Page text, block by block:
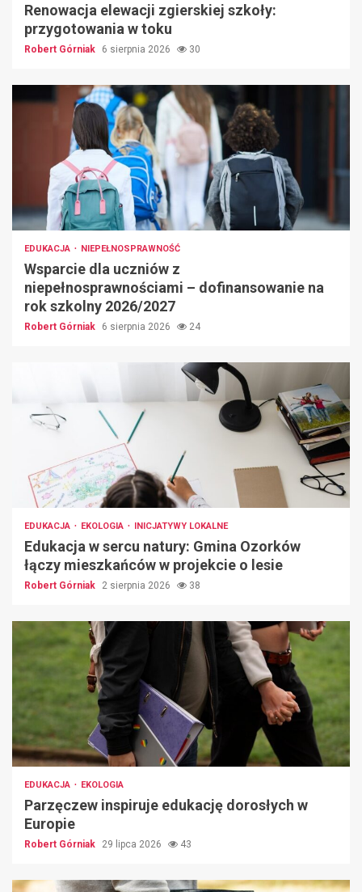
Renowacja elewacji zgierskiej szkoły:
przygotowania w toku
Robert Górniak 6 sierpnia 2026 30
EDUKACJA NIEPEŁNOSPRAWNOŚĆ
Wsparcie dla uczniów z
niepełnosprawnościami – dofinansowanie na
rok szkolny 2026/2027
Robert Górniak 6 sierpnia 2026 24
EDUKACJA EKOLOGIA INICJATYWY LOKALNE
Edukacja w sercu natury: Gmina Ozorków
łączy mieszkańców w projekcie o lesie
Robert Górniak 2 sierpnia 2026 38
EDUKACJA EKOLOGIA
Parzęczew inspiruje edukację dorosłych w
Europie
Robert Górniak 29 lipca 2026 43